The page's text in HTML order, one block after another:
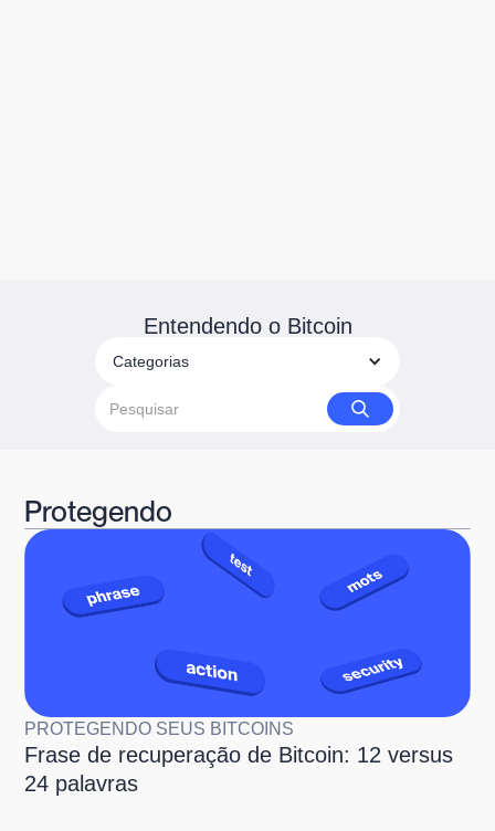
Entendendo o Bitcoin
Categorias
Protegendo
PROTEGENDO SEUS BITCOINS
Frase de recuperação de Bitcoin: 12 versus
24 palavras